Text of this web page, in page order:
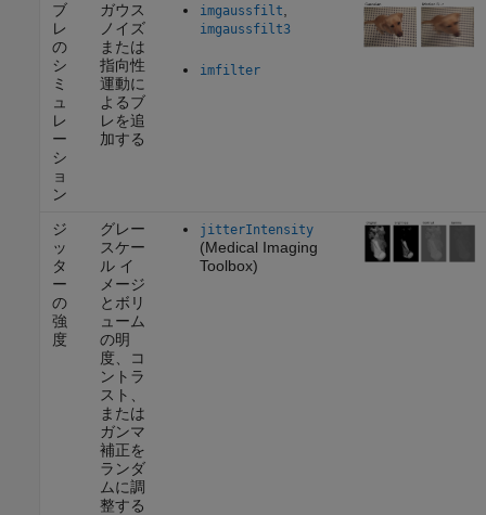
ブ
レ
の
シ
ミ
ュ
レ
ー
シ
ョ
ン
ガウス
ノイズ
または
指向性
運動に
よるブ
レを追
加する
imgaussfilt
imgaussfilt3
imfilter
ジ
ッ
タ
ー
の
強
度
グレー
スケー
ル イ
メージ
とボリ
ューム
の明
度、コ
ントラ
スト、
または
ガンマ
補正を
ランダ
ムに調
整する
jitterIntensity
(Medical Imaging
Toolbox)